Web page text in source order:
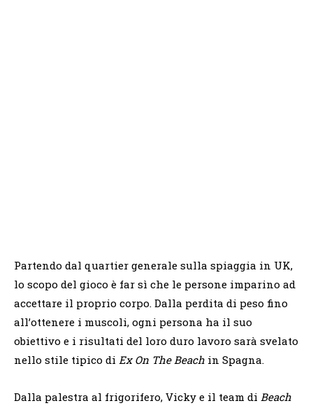
Partendo dal quartier generale sulla spiaggia in UK,
lo scopo del gioco è far sì che le persone imparino ad
accettare il proprio corpo. Dalla perdita di peso fino
all’ottenere i muscoli, ogni persona ha il suo
obiettivo e i risultati del loro duro lavoro sarà svelato
nello stile tipico di Ex On The Beach in Spagna.
Dalla palestra al frigorifero, Vicky e il team di Beach